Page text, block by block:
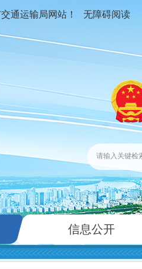
通运输局网站！ 无障碍阅读
信息公开